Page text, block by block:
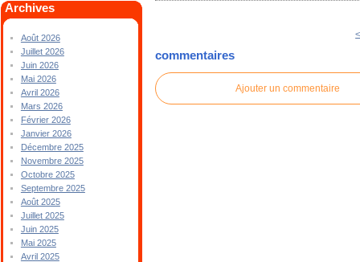
Archives
Août 2026
Juillet 2026
Juin 2026
Mai 2026
Avril 2026
Mars 2026
Février 2026
Janvier 2026
Décembre 2025
Novembre 2025
Octobre 2025
Septembre 2025
Août 2025
Juillet 2025
Juin 2025
Mai 2025
Avril 2025
commentaires
Ajouter un commentaire